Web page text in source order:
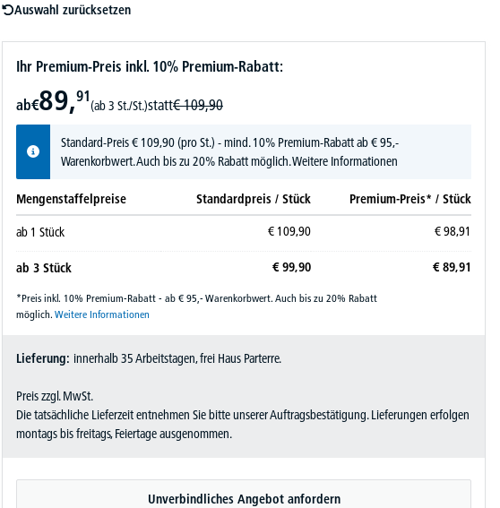
Auswahl zurücksetzen
Ihr Premium-Preis inkl. 10% Premium-Rabatt:
ab€89,91
(ab 3 St./St.)statt€ 109,90
Standard-Preis€ 109,90(pro St.) - mind. 10% Premium-Rabatt ab € 95,-
Warenkorbwert. Auch bis zu 20% Rabatt möglich.Weitere Informationen
Mengenstaffelpreise Standardpreis / Stück Premium-Preis* / Stück
ab 1 Stück € 109,90 €98,91
ab 3 Stück € 99,90 € 89,91
*Preis inkl. 10% Premium-Rabatt - ab € 95,- Warenkorbwert. Auch bis zu 20% Rabatt
möglich. Weitere Informationen
Lieferung: innerhalb 35 Arbeitstagen, frei Haus Parterre.
Preis zzgl. MwSt.
Die tatsächliche Lieferzeit entnehmen Sie bitte unserer Auftragsbestätigung. Lieferungen erfolgen
montags bis freitags, Feiertage ausgenommen.
Unverbindliches Angebot anfordern